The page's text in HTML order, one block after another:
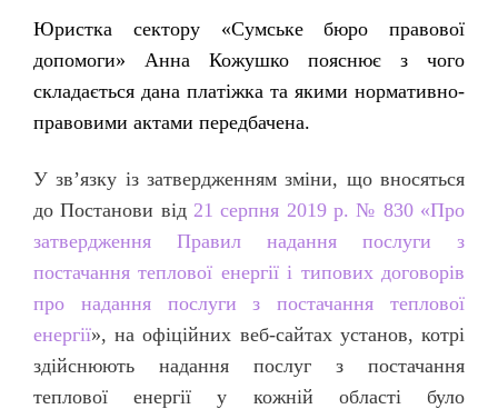
Юристка сектору «Сумське бюро правової
допомоги» Анна Кожушко пояснює з чого
складається дана платіжка та якими нормативно-
правовими актами передбачена.
У зв’язку із затвердженням зміни, що вносяться
до Постанови від 21 серпня 2019 р. № 830 «Про
затвердження Правил надання послуги з
постачання теплової енергії і типових договорів
про надання послуги з постачання теплової
енергії», на офіційних веб-сайтах установ, котрі
здійснюють надання послуг з постачання
теплової енергії у кожній області було